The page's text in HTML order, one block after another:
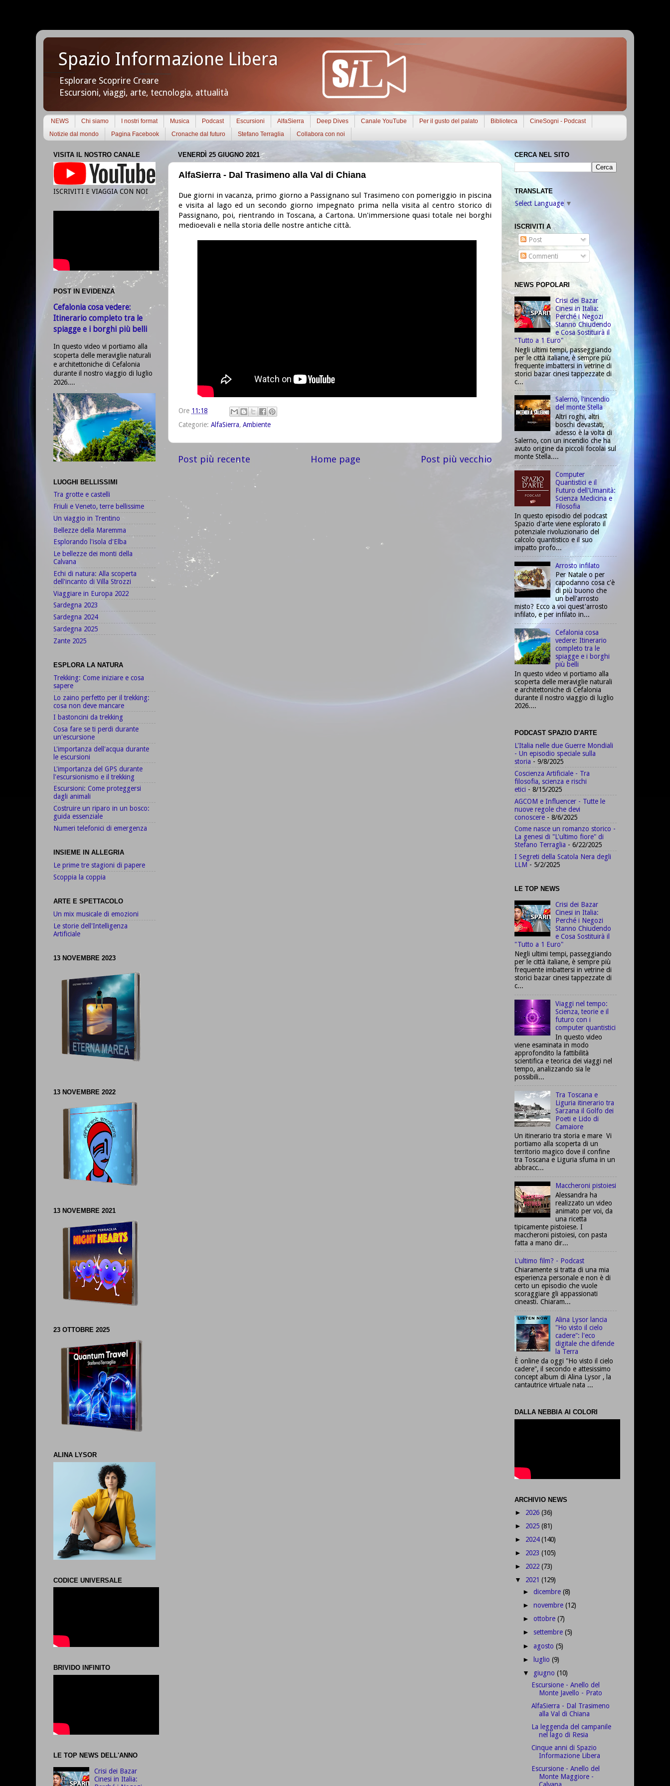
Spazio Informazione Libera
Esplorare Scoprire Creare
Escursioni, viaggi, arte, tecnologia, attualità
NEWS Chi siamo I nostri format Musica Podcast Escursioni AlfaSierra Deep Dives Canale YouTube Per il gusto del palato Biblioteca
CineSogni - Podcast
Notizie dal mondo
Pagina Facebook Cronache dal futuro Stefano Terraglia Collabora con noi
VENERDÌ 25 GIUGNO 2021
AlfaSierra - Dal Trasimeno alla Val di Chiana
Due giorni in vacanza, primo giorno a Passignano sul Trasimeno con pomeriggio in piscina
e visita al lago ed un secondo giorno impegnato prima nella visita al centro storico di
Passignano, poi, rientrando in Toscana, a Cartona. Un'immersione quasi totale nei borghi
medioevali e nella storia delle nostre antiche città.
Ore 11:18
Categorie: AlfaSierra, Ambiente
Post più recente Post più vecchio
Home page
VISITA IL NOSTRO CANALE
ISCRIVITI E VIAGGIA CON NOI
POST IN EVIDENZA
Cefalonia cosa vedere:
Itinerario completo tra le
spiagge e i borghi più belli
In questo video vi portiamo alla
scoperta delle meraviglie naturali
e architettoniche di Cefalonia
durante il nostro viaggio di luglio
2026....
LUOGHI BELLISSIMI
Tra grotte e castelli
Friuli e Veneto, terre bellissime
Un viaggio in Trentino
Bellezze della Maremma
Esplorando l'isola d'Elba
Le bellezze dei monti della
Calvana
Echi di natura: Alla scoperta
dell'incanto di Villa Strozzi
Viaggiare in Europa 2022
Sardegna 2023
Sardegna 2024
Sardegna 2025
Zante 2025
ESPLORA LA NATURA
Trekking: Come iniziare e cosa
sapere
Lo zaino perfetto per il trekking:
cosa non deve mancare
I bastoncini da trekking
Cosa fare se ti perdi durante
un'escursione
L'importanza dell'acqua durante
le escursioni
L'importanza del GPS durante
l'escursionismo e il trekking
Escursioni: Come proteggersi
dagli animali
Costruire un riparo in un bosco:
guida essenziale
Numeri telefonici di emergenza
INSIEME IN ALLEGRIA
Le prime tre stagioni di papere
Scoppia la coppia
ARTE E SPETTACOLO
Un mix musicale di emozioni
Le storie dell'Intelligenza
Artificiale
13 NOVEMBRE 2023
13 NOVEMBRE 2022
13 NOVEMBRE 2021
23 OTTOBRE 2025
ALINA LYSOR
CODICE UNIVERSALE
BRIVIDO INFINITO
LE TOP NEWS DELL'ANNO
Crisi dei Bazar
Cinesi in Italia:
CERCA NEL SITO
TRANSLATE
Select Language ▼
ISCRIVITI A
Post
Commenti
NEWS POPOLARI
Crisi dei Bazar
Cinesi in Italia:
Perché i Negozi
Stanno Chiudendo
e Cosa Sostituirà il
"Tutto a 1 Euro"
Negli ultimi tempi, passeggiando
per le città italiane, è sempre più
frequente imbattersi in vetrine di
storici bazar cinesi tappezzate di
c...
Salerno, l'incendio
del monte Stella
Altri roghi, altri
boschi devastati,
adesso è la volta di
Salerno, con un incendio che ha
avuto origine da piccoli focolai sul
monte Stella....
Computer
Quantistici e il
Futuro dell'Umanità:
Scienza Medicina e
Filosofia
In questo episodio del podcast
Spazio d'arte viene esplorato il
potenziale rivoluzionario del
calcolo quantistico e il suo
impatto profo...
Arrosto infilato
Per Natale o per
capodanno cosa c'è
di più buono che
un bell'arrosto
misto? Ecco a voi quest'arrosto
infilato, e per infilato in...
Cefalonia cosa
vedere: Itinerario
completo tra le
spiagge e i borghi
più belli
In questo video vi portiamo alla
scoperta delle meraviglie naturali
e architettoniche di Cefalonia
durante il nostro viaggio di luglio
2026....
PODCAST SPAZIO D'ARTE
L'Italia nelle due Guerre Mondiali
- Un episodio speciale sulla
storia - 9/8/2025
Coscienza Artificiale - Tra
filosofia, scienza e rischi
etici - 8/15/2025
AGCOM e Influencer - Tutte le
nuove regole che devi
conoscere - 8/6/2025
Come nasce un romanzo storico -
La genesi di "L'ultimo fiore" di
Stefano Terraglia - 6/22/2025
I Segreti della Scatola Nera degli
LLM - 5/2/2025
LE TOP NEWS
Crisi dei Bazar
Cinesi in Italia:
Perché i Negozi
Stanno Chiudendo
e Cosa Sostituirà il
"Tutto a 1 Euro"
Negli ultimi tempi, passeggiando
per le città italiane, è sempre più
frequente imbattersi in vetrine di
storici bazar cinesi tappezzate di
c...
Viaggi nel tempo:
Scienza, teorie e il
futuro con i
computer quantistici
In questo video
viene esaminata in modo
approfondito la fattibilità
scientifica e teorica dei viaggi nel
tempo, analizzando sia le
possibili...
Tra Toscana e
Liguria itinerario tra
Sarzana il Golfo dei
Poeti e Lido di
Camaiore
Un itinerario tra storia e mare Vi
portiamo alla scoperta di un
territorio magico dove il confine
tra Toscana e Liguria sfuma in un
abbracc...
Maccheroni pistoiesi
Alessandra ha
realizzato un video
animato per voi, da
una ricetta
tipicamente pistoiese. I
maccheroni pistoiesi, con pasta
fatta a mano dir...
L'ultimo film? - Podcast
Chiaramente si tratta di una mia
esperienza personale e non è di
certo un episodio che vuole
scoraggiare gli appassionati
cineasti. Chiaram...
Alina Lysor lancia
"Ho visto il cielo
cadere": l'eco
digitale che difende
la Terra
È online da oggi "Ho visto il cielo
cadere", il secondo e attesissimo
concept album di Alina Lysor , la
cantautrice virtuale nata ...
DALLA NEBBIA AI COLORI
ARCHIVIO NEWS
► 2026 (36)
► 2025 (81)
► 2024(140)
► 2023 (105)
► 2022 (73)
▼ 2021 (129)
►dicembre(8)
►novembre(12)
►ottobre(7)
► settembre(5)
►agosto(5)
► luglio(9)
▼ giugno(10)
Escursione - Anello del
Monte Javello - Prato
AlfaSierra - Dal Trasimeno
alla Val di Chiana
La leggenda del campanile
nel lago di Resia
Cinque anni di Spazio
Informazione Libera
Escursione - Anello del
Monte Maggiore -